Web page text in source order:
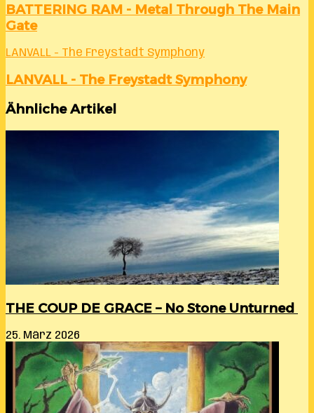
BATTERING RAM - Metal Through The Main
Gate
LANVALL - The Freystadt Symphony
LANVALL - The Freystadt Symphony
Ähnliche Artikel
THE COUP DE GRACE – No Stone Unturned
25. März 2026